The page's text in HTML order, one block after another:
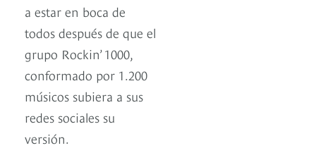
a estar en boca de
todos después de que el
grupo Rockin’ 1000,
conformado por 1.200
músicos subiera a sus
redes sociales su
versión.